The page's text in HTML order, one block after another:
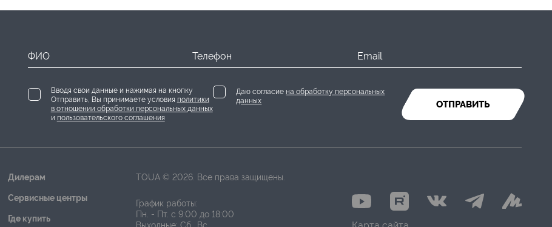
ФИО Телефон Email
Вводя свои данные и нажимая на кнопку
Отправить, Вы принимаете условия политики
в отношении обработки персональных данных
и пользовательского соглашения
Даю согласие на обработку персональных
данных
ОТПРАВИТЬ
Дилерам
Сервисные центры
Где купить
TOUA © 2026. Все права защищены.
График работы:
Пн. - Пт. с 9:00 до 18:00
Выходные: Сб., Вс.